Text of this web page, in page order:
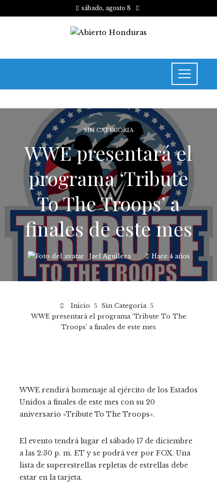
sábado, agosto 8
SIN CATEGORIA
WWE presentará el
programa ‘Tribute
To The Troops’ a
finales de este mes
Jael Aguilera Hace 4 años
Inicio
Sin Categoria
WWE presentará el programa ‘Tribute To The
Troops’ a finales de este mes
WWE rendirá homenaje al ejército de los Estados
Unidos a finales de este mes con su 20
aniversario «Tribute To The Troops».
El evento tendrá lugar el sábado 17 de diciembre
a las 2:30 p. m. ET y se podrá ver por FOX. Una
lista de superestrellas repletas de estrellas debe
estar en la tarjeta.